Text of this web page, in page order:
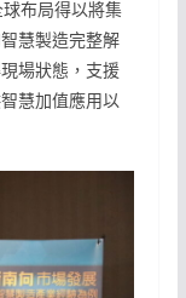
布局得以將集
慧製造完整解
場狀態，支援
慧加值應用以